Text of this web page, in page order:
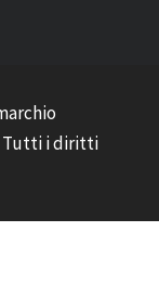
Tutti i diritti